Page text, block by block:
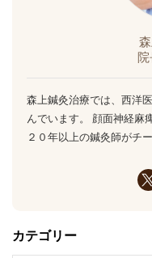
森上鍼灸治療では、西洋
んでいます。 顔面神経麻
２０年以上の鍼灸師がチ
カテゴリー